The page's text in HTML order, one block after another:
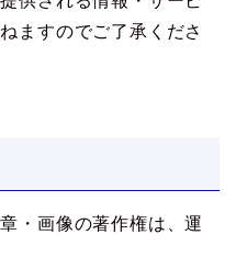
ますのでご了承くださ
・画像の著作権は、運